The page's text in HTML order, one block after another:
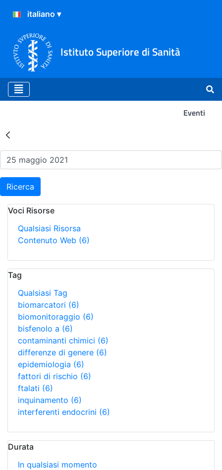
Istituto Superiore di Sanità
Eventi
Risultati della Ricerca -
Ricerca
Voci Risorse
Qualsiasi Risorsa
Contenuto Web (6)
Tag
Qualsiasi Tag
biomarcatori (6)
biomonitoraggio (6)
bisfenolo a (6)
contaminanti chimici (6)
differenze di genere (6)
epidemiologia (6)
fattori di rischio (6)
ftalati (6)
inquinamento (6)
interferenti endocrini (6)
Durata
In qualsiasi momento